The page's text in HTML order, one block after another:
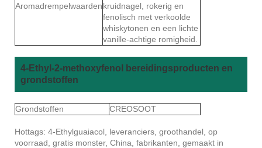
Aromadrempelwaardenkruidnagel, rokerig en
fenolisch met verkoolde
whiskytonen en een lichte
vanille-achtige romigheid.
4-Ethyl-2-methoxyfenol bereidingsproducten en
grondstoffen
Grondstoffen CREOSOOT
Hottags: 4-Ethylguaiacol, leveranciers, groothandel, op
voorraad, gratis monster, China, fabrikanten, gemaakt in